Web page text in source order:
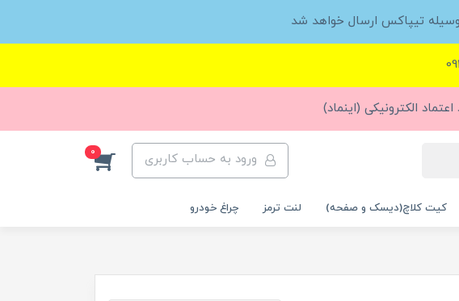
تیپاکس ارسال خواهد شد
الکترونیکی (اینماد)
ورود به حساب کاربری 0
کیت کلاچ(دیسک و صفحه) لنت ترمز چراغ خودرو